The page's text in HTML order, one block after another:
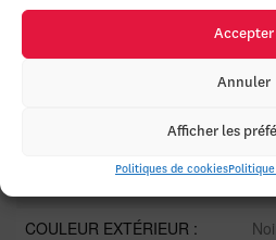
Accepter
Annuler
Afficher les
Politiques de cookies
CVT
COULEUR EXTÉRIEUR :